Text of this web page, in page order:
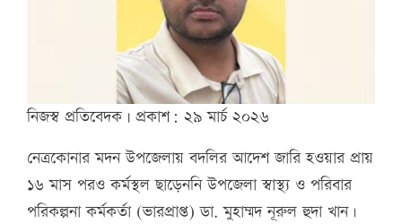
নিজস্ব প্রতিবেদক | প্রকাশ: ২৯ মার্চ ২০২৬
নেত্রকোনার মদন উপজেলায় বদলির আদেশ জারি হওয়ার প্রায়
১৬ মাস পরও কর্মস্থল ছাড়েননি উপজেলা স্বাস্থ্য ও পরিবার
পরিকল্পনা কর্মকর্তা (ভারপ্রাপ্ত) ডা. মুহাম্মদ নূরুল হুদা খান।